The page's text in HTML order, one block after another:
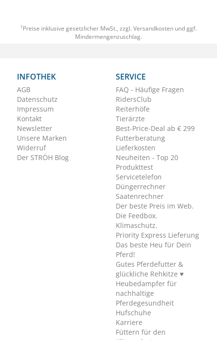
1 Preise inklusive gesetzlicher MwSt., zzgl. Versandkosten und ggf.
Mindermengenzuschlag.
INFOTHEK
AGB
Datenschutz
Impressum
Kontakt
Newsletter
Unsere Marken
Widerruf
Der STRÖH Blog
SERVICE
FAQ - Häufige Fragen
RidersClub
Reiterhöfe
Tierärzte
Best-Price-Deal ab € 299
Futterberatung
Lieferkosten
Neuheiten - Top 20
Produkttest
Servicetelefon
Düngerrechner
Saatenrechner
Der beste Preis im Web.
Die Feedbox.
Klimaschutz.
Priority Express Lieferung
Das beste Heu für Dein
Pferd!
Gutes Pferdefutter &
glückliche Rehkitze ♥
Heubedampfer für
nachhaltige
Pferdegesundheit
Hufschuhe
Karriere
Füttern für den